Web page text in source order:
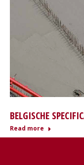
BELGISCHE
Read more